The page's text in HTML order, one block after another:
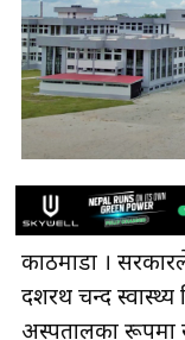
काठमाडौँ ।
दशरथ चन्द स्वास्थ्य
अस्पतालका रूपमा